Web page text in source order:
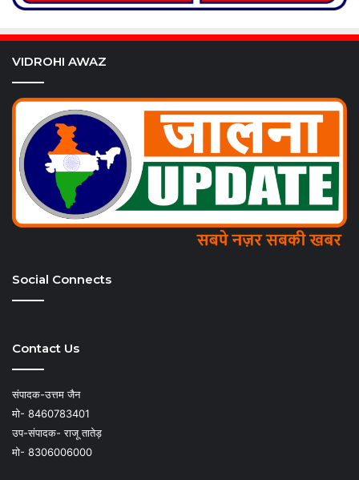
VIDROHI AWAZ
Social Connects
Contact Us
संपादक-उत्तम जैन
मो- 8460783401
उप-संपादक- राजू तातेड़
मो- 8306006000